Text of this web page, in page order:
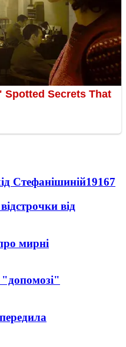
Стефанішиній19167
від
мирні